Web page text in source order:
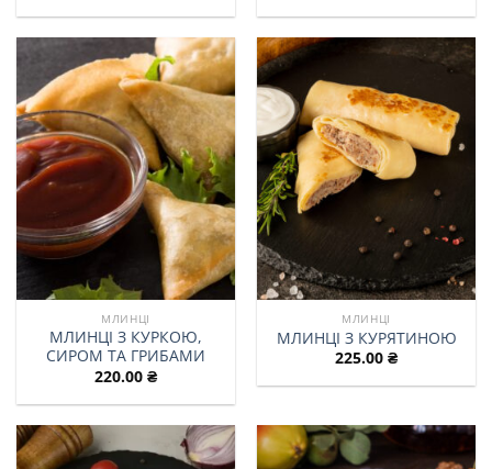
МЛИНЦІ
МЛИНЦІ З КУРКОЮ,
СИРОМ ТА ГРИБАМИ
220.00 ₴
МЛИНЦІ
МЛИНЦІ З КУРЯТИНОЮ
225.00 ₴